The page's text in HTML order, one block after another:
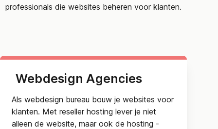
professionals die websites beheren voor klanten.
Webdesign Agencies
Als webdesign bureau bouw je websites voor
klanten. Met reseller hosting lever je niet
alleen de website, maar ook de hosting -